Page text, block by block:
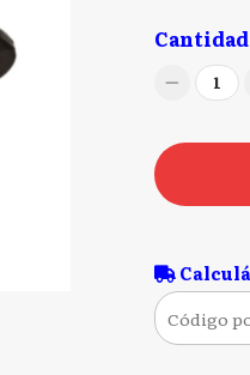
Cantidad
1